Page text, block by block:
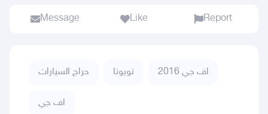
Message Like Report
حراج السيارات تويوتا اف جي 2016
اف جي